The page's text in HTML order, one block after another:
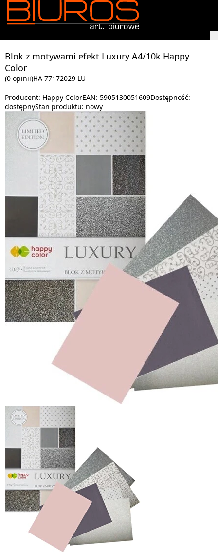
Blok z motywami efekt Luxury A4/10k Happy
Color
(0 opinii)HA 77172029 LU
Producent: Happy ColorEAN: 5905130051609Dostępność:
dostępnyStan produktu: nowy